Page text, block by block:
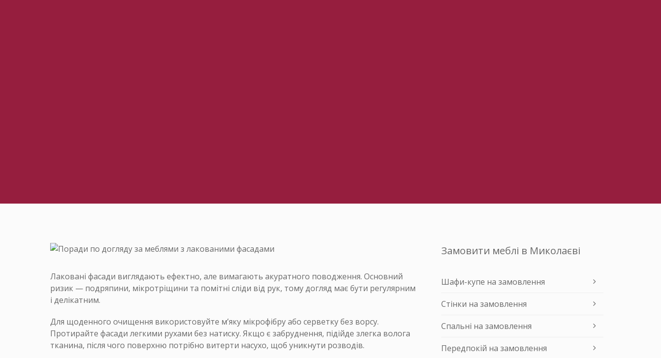
Лаковані фасади виглядають ефектно, але вимагають акуратного поводження. Основний
ризик — подряпини, мікротріщини та помітні сліди від рук, тому догляд має бути регулярним
і делікатним.
Для щоденного очищення використовуйте м’яку мікрофібру або серветку без ворсу.
Протирайте фасади легкими рухами без натиску. Якщо є забруднення, підійде злегка волога
тканина, після чого поверхню потрібно витерти насухо, щоб уникнути розводів.
Замовити меблі в Миколаєві
Шафи-купе на замовлення
Стінки на замовлення
Спальні на замовлення
Передпокій на замовлення